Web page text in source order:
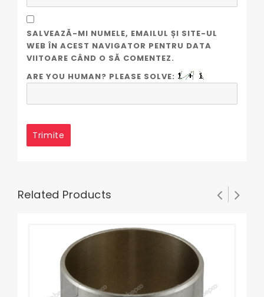
SALVEAZĂ-MI NUMELE, EMAILUL ȘI SITE-UL
WEB ÎN ACEST NAVIGATOR PENTRU DATA
VIITOARE CÂND O SĂ COMENTEZ.
ARE YOU HUMAN? PLEASE SOLVE:
Related Products